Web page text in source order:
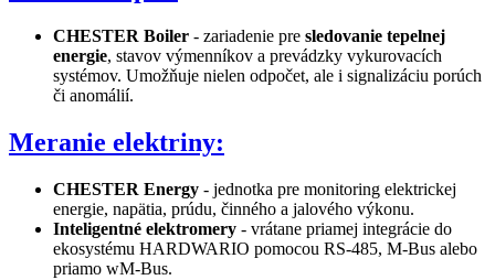
CHESTER Boiler - zariadenie pre sledovanie tepelnej
energie, stavov výmenníkov a prevádzky vykurovacích
systémov. Umožňuje nielen odpočet, ale i signalizáciu porúch
či anomálií.
Meranie elektriny:
CHESTER Energy - jednotka pre monitoring elektrickej
energie, napätia, prúdu, činného a jalového výkonu.
Inteligentné elektromery - vrátane priamej integrácie do
ekosystému HARDWARIO pomocou RS-485, M-Bus alebo
priamo wM-Bus.